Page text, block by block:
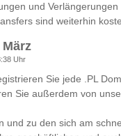
und
sind weiterhin
Uhr
Sie jede .PL
Sie außerdem von
und zu den sich am